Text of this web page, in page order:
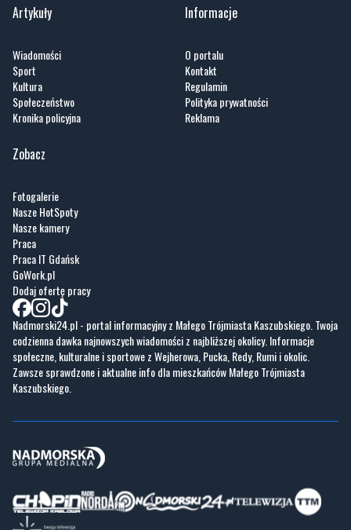
Artykuły
Wiadomości
Sport
Kultura
Społeczeństwo
Kronika policyjna
Informacje
O portalu
Kontakt
Regulamin
Polityka prywatności
Reklama
Zobacz
Fotogalerie
Nasze HotSpoty
Nasze kamery
Praca
Praca IT Gdańsk
GoWork.pl
Dodaj ofertę pracy
Nadmorski24.pl - portal informacyjny z Małego Trójmiasta Kaszubskiego. Twoja
codzienna dawka najnowszych wiadomości z najbliższej okolicy. Informacje
społeczne, kulturalne i sportowe z Wejherowa, Pucka, Redy, Rumi i okolic.
Zawsze sprawdzone i aktualne info dla mieszkańców Małego Trójmiasta
Kaszubskiego.